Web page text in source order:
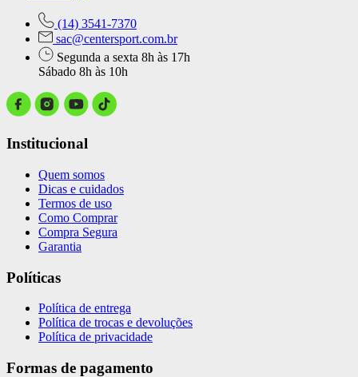
(14) 3541-7370
sac@centersport.com.br
Segunda a sexta 8h às 17h
Sábado 8h às 10h
Institucional
Quem somos
Dicas e cuidados
Termos de uso
Como Comprar
Compra Segura
Garantia
Políticas
Política de entrega
Política de trocas e devoluções
Política de privacidade
Formas de pagamento